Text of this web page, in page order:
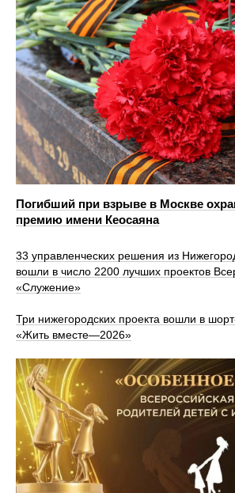
Погибший при взрыве в Москве
премию имени Кеосаяна
33 управленческих решения из
вошли в число 2200 лучших проектов
«Служение»
Три нижегородских проекта вошли в
«Жить вместе—2026»